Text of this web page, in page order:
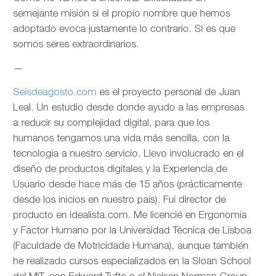
semejante misión si el propio nombre que hemos
adoptado evoca justamente lo contrario. Si es que
somos seres extraordinarios.
—
Seisdeagosto.com es el proyecto personal de Juan
Leal. Un estudio desde donde ayudo a las empresas
a reducir su complejidad digital, para que los
humanos tengamos una vida más sencilla, con la
tecnología a nuestro servicio. Llevo involucrado en el
diseño de productos digitales y la Experiencia de
Usuario desde hace más de 15 años (prácticamente
desde los inicios en nuestro país). Fui director de
producto en idealista.com. Me licencié en Ergonomía
y Factor Humano por la Universidad Técnica de Lisboa
(Faculdade de Motricidade Humana), aunque también
he realizado cursos especializados en la Sloan School